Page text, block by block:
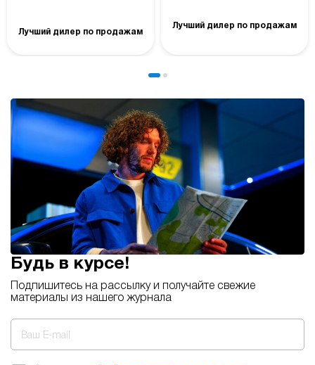
Лучший дилер по продажам
Лучший дилер по продажам
Будь в курсе!
Подпишитесь на рассылку и получайте свежие
материалы из нашего журнала
Ваш E-mail